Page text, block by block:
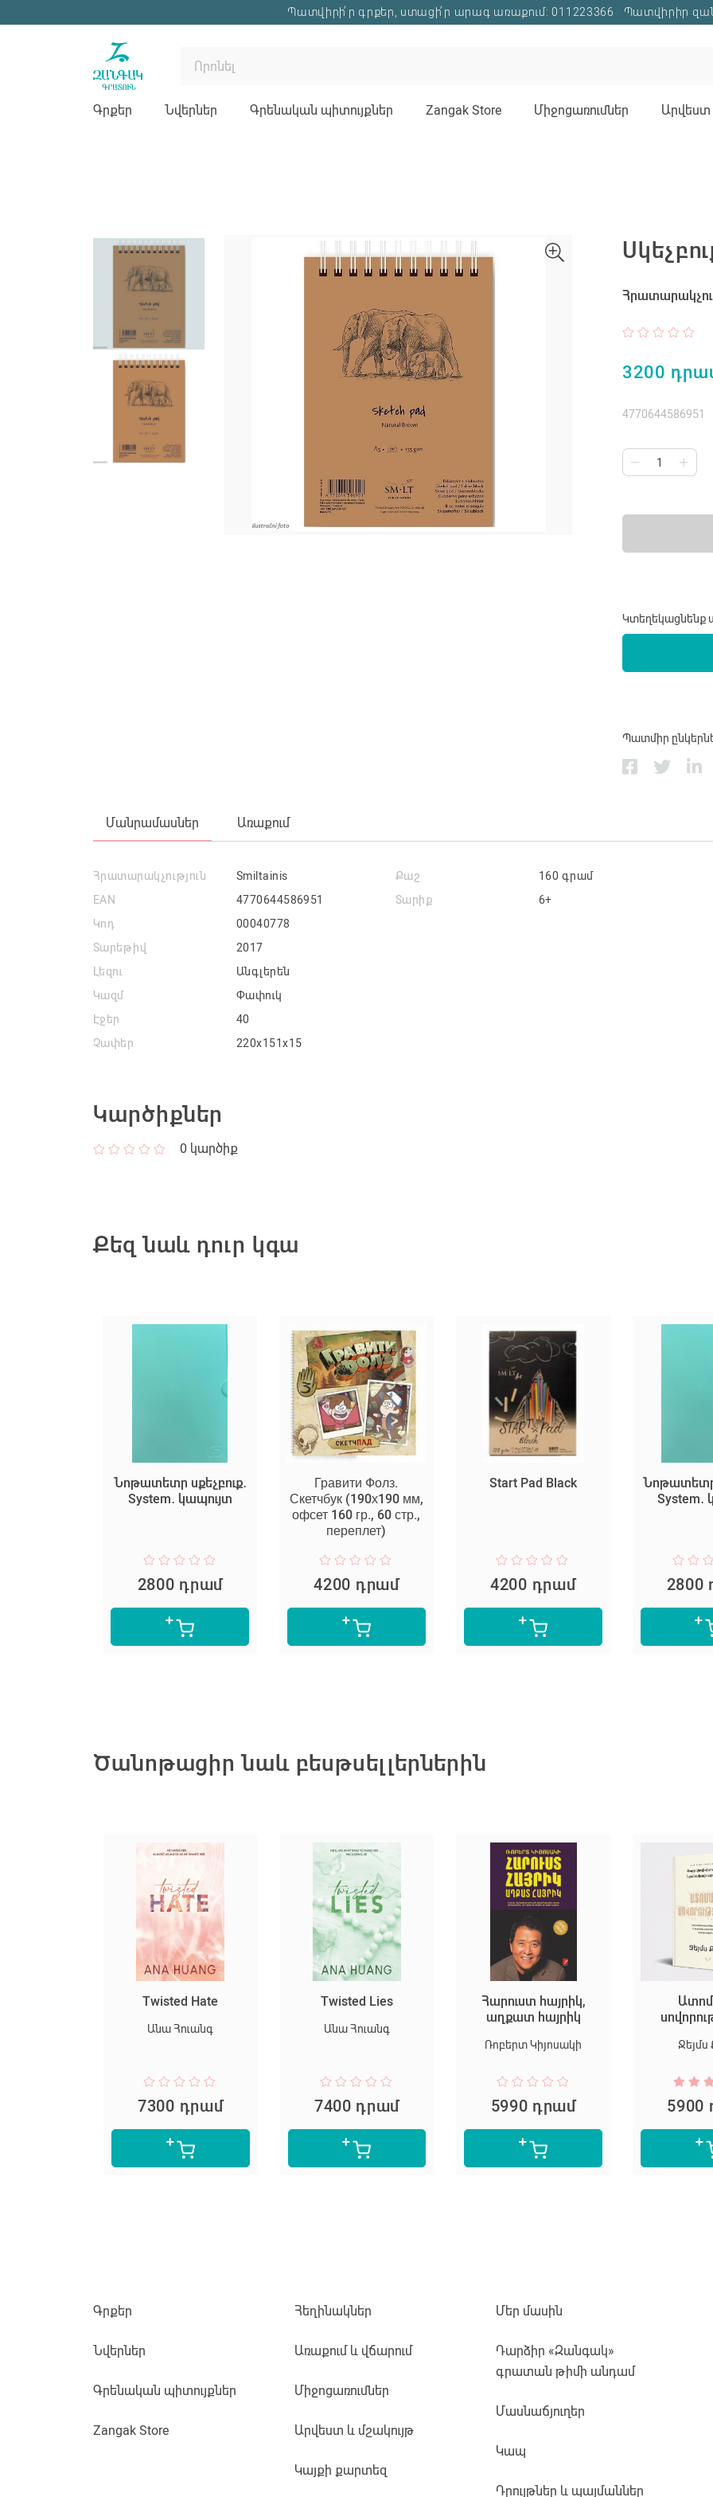
Պատվիրի՛ր գրքեր, ստացի՛ր արագ առաքում: 011223366 Պատվիրիր
Գրքեր Նվերներ Գրենական պիտույքներ Zangak Store Միջոցառումներ Արվեստ
3200
4770644586951
Կտեղեկացնենք
Պատմիր
Մանրամասներ Առաքում
Հրատարակչություն
Smiltainis
EAN
4770644586951
Կոդ
00040778
Տարեթիվ
2017
Լեզու
Անգլերեն
Կազմ
Փափուկ
Էջեր
40
Չափեր
220x151x15
Քաշ
160 գրամ
Տարիք
6+
Կարծիքներ
0 կարծիք
Քեզ նաև դուր կգա
Նոթատետր սքեչբուք․
System․ կապույտ
2800 դրամ
Гравити Фолз.
Скетчбук (190х190 мм,
офсет 160 гр., 60 стр.,
переплет)
4200 դրամ
Start Pad Black
4200 դրամ
Նոթատետր
System․
2800
Ծանոթացիր նաև բեսթսելլերներին
Twisted Hate
Անա Հուանգ
7300 դրամ
Twisted Lies
Անա Հուանգ
7400 դրամ
Հարուստ հայրիկ,
աղքատ հայրիկ
Ռոբերտ Կիյոսակի
5990 դրամ
Ջեյմս
5900
Գրքեր
Նվերներ
Գրենական պիտույքներ
Zangak Store
Հեղինակներ
Առաքում և վճարում
Միջոցառումներ
Արվեստ և մշակույթ
Կայքի քարտեզ
Մեր մասին
Դարձիր «Զանգակ»
գրատան թիմի անդամ
Մասնաճյուղեր
Կապ
Դրույթներ և պայմաններ